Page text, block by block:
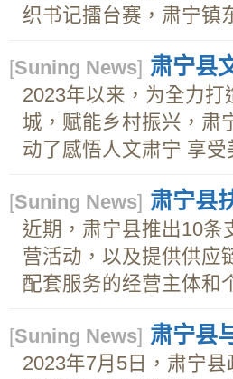
织书记擂台赛，肃宁镇
[Suning News] 肃宁县
2023年以来，为全力
城，赋能乡村振兴，肃
动了感悟人文肃宁 享
[Suning News] 肃宁县
近期，肃宁县推出10条
营活动，以及提供供应
配套服务的经营主体和
[Suning News] 肃宁县
2023年7月5日，肃宁